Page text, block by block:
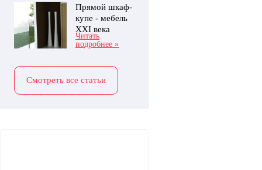
Прямой шкаф-
купе - мебель
XXI века
Читать
подробнее »
Смотреть все статьи